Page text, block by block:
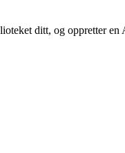
ditt, og oppretter